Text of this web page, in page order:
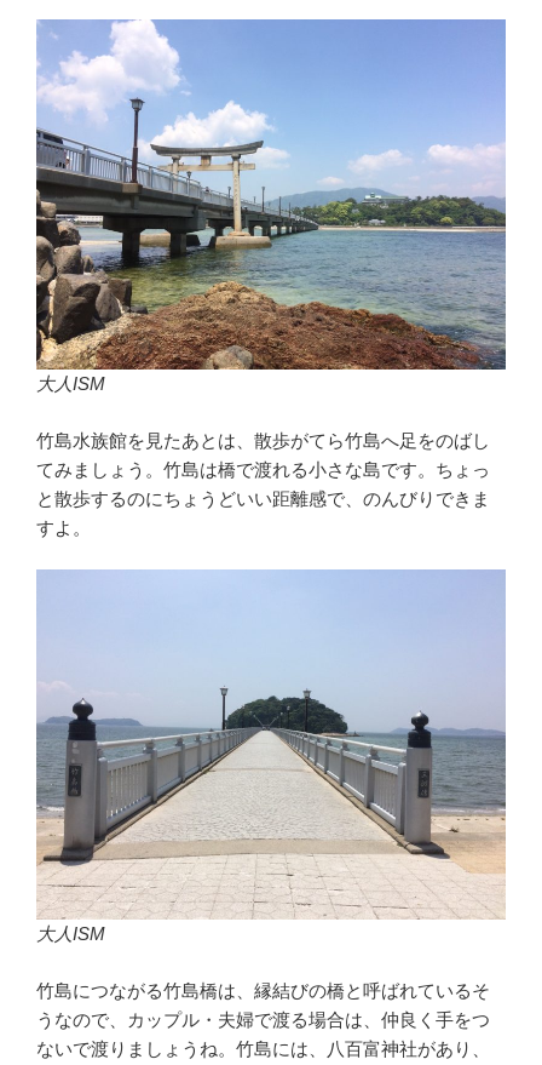
大人ISM
竹島水族館を見たあとは、散歩がてら竹島へ足をのばし
てみましょう。竹島は橋で渡れる小さな島です。ちょっ
と散歩するのにちょうどいい距離感で、のんびりできま
すよ。
大人ISM
竹島につながる竹島橋は、縁結びの橋と呼ばれているそ
うなので、カップル・夫婦で渡る場合は、仲良く手をつ
ないで渡りましょうね。竹島には、八百富神社があり、